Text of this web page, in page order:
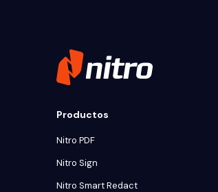
Productos
Nitro PDF
Nitro Sign
Nitro Smart Redact